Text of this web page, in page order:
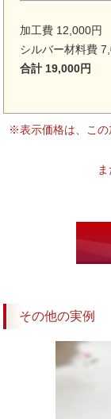
加工費 12,000円
シルバー材料費
合計 19,000円
※表示価格は、この
その他の実例